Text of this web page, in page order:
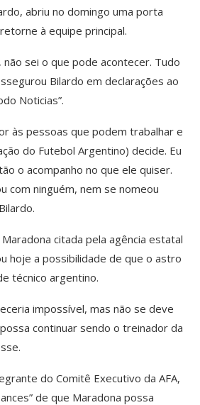
abriu no domingo uma porta
à equipe principal.
não sei o que pode acontecer. Tudo
Bilardo em declarações ao
Noticias”.
às pessoas que podem trabalhar e
do Futebol Argentino) decide. Eu
o acompanho no que ele quiser.
com ninguém, nem se nomeou
citada pela agência estatal
hoje a possibilidade de que o astro
técnico argentino.
impossível, mas não se deve
continuar sendo o treinador da
do Comitê Executivo da AFA,
de que Maradona possa